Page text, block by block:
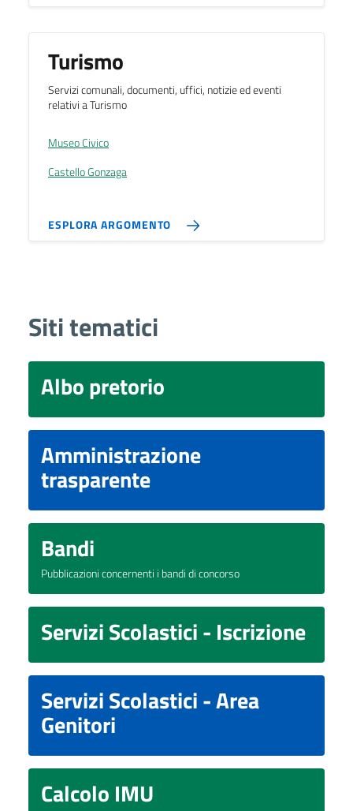
Turismo
Servizi comunali, documenti, uffici, notizie ed eventi
relativi a Turismo
Museo Civico
Castello Gonzaga
ESPLORA ARGOMENTO
Siti tematici
Albo pretorio
Amministrazione
trasparente
Bandi
Pubblicazioni concernenti i bandi di concorso
Servizi Scolastici - Iscrizione
Servizi Scolastici - Area
Genitori
Calcolo IMU